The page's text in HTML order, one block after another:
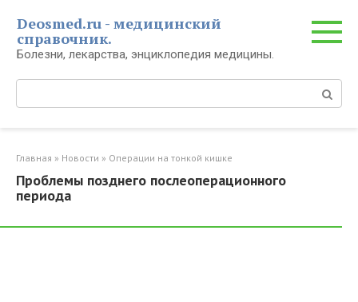
контенту
Deosmed.ru - медицинский
справочник.
Болезни, лекарства, энциклопедия медицины.
Главная » Новости » Операции на тонкой кишке
Проблемы позднего послеоперационного
периода